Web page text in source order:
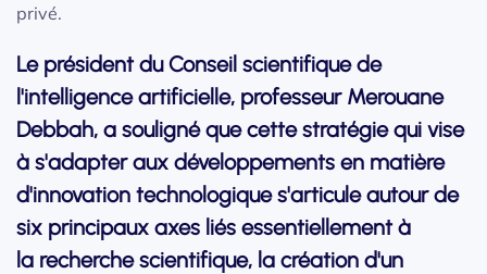
privé.
Le président du Conseil scientifique de
l'intelligence artificielle, professeur Merouane
Debbah, a souligné que cette stratégie qui vise
à s'adapter aux développements en matière
d'innovation technologique s'articule autour de
six principaux axes liés essentiellement à
la recherche scientifique, la création d'un